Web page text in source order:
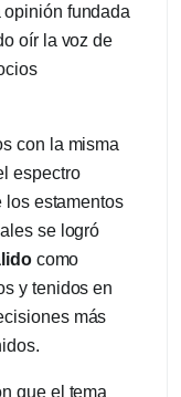
fundada
oír la voz de
con la misma
espectro
los estamentos
se logró
como
y tenidos en
más
que el tema